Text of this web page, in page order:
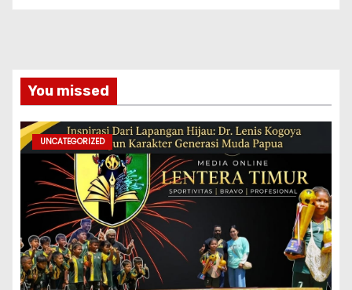
You missed
UNCATEGORIZED